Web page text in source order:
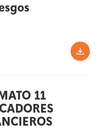
11